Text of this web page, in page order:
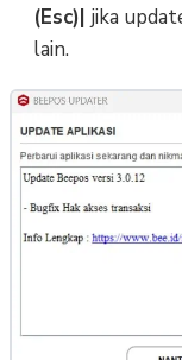
(Esc)| jika
lain.